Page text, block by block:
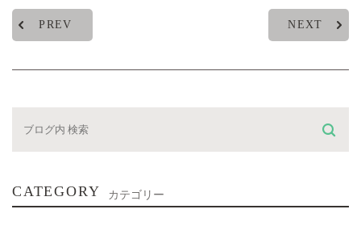
PREV NEXT
CATEGORY カテゴリー